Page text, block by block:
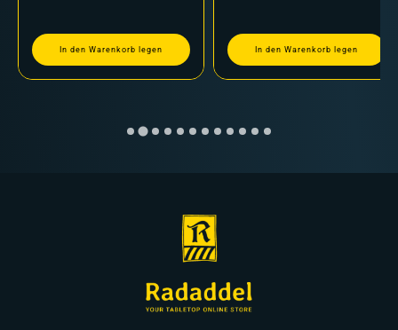
In den Warenkorb legen In den Warenkorb legen